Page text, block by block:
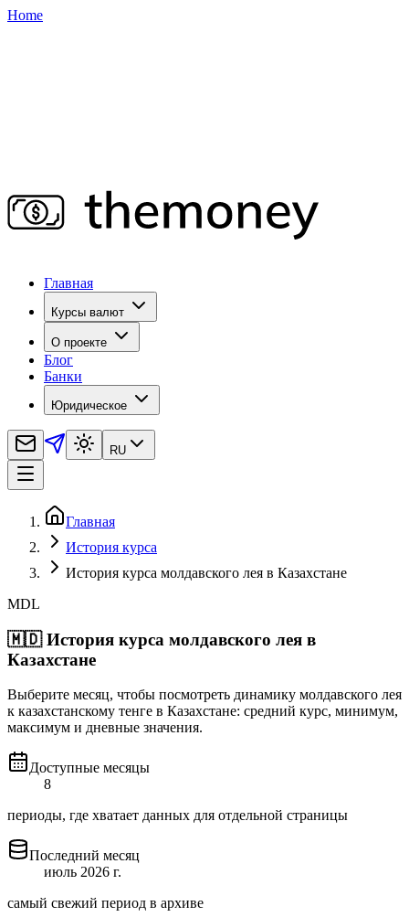
Home
Главная
Курсы валют
О проекте
Блог
Банки
Юридическое
RU
Главная
История курса
История курса молдавского лея в Казахстане
MDL
🇲🇩 История курса молдавского лея в
Казахстане
Выберите месяц, чтобы посмотреть динамику молдавского лея
к казахстанскому тенге в Казахстане: средний курс, минимум,
максимум и дневные значения.
Доступные месяцы
8
периоды, где хватает данных для отдельной страницы
Последний месяц
июль 2026 г.
самый свежий период в архиве